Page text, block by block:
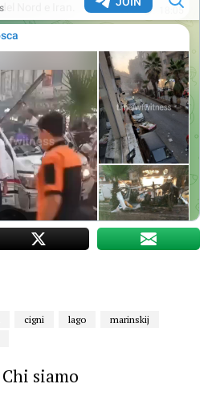
cigni lago
marinskij
Chi siamo